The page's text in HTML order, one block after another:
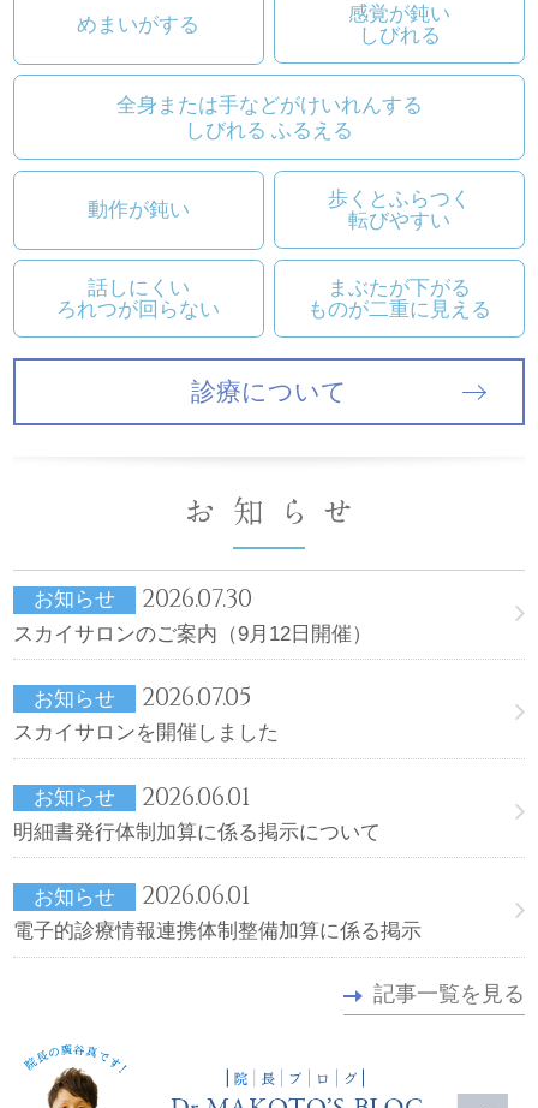
めまいがする
感覚が鈍い
しびれる
全身または手などがけいれんする
しびれる ふるえる
動作が鈍い
歩くとふらつく
転びやすい
話しにくい
ろれつが回らない
まぶたが下がる
ものが二重に見える
診療について
お知らせ 2026.07.30
スカイサロンのご案内（9月12日開催）
お知らせ 2026.07.05
スカイサロンを開催しました
お知らせ 2026.06.01
明細書発行体制加算に係る掲示について
お知らせ 2026.06.01
電子的診療情報連携体制整備加算に係る掲示
記事一覧を見る